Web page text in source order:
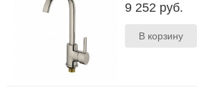
9 252 руб.